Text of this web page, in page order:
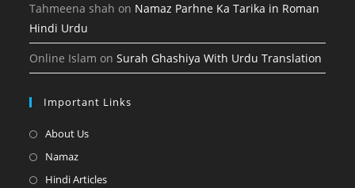
Tahmeena shah on Namaz Parhne Ka Tarika in Roman
Hindi Urdu
Online Islam onSurah Ghashiya With Urdu Translation
Important Links
About UsOpens
a
NamazOpens
in
Hindi ArticlesOpens